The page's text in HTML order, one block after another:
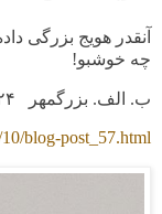
آنقدر هویج بزرگی
چه خوشبو!
ب. الف. بزرگمهر ۲۴ مهر ماه ۱۳۹۳
blog-post_57.html